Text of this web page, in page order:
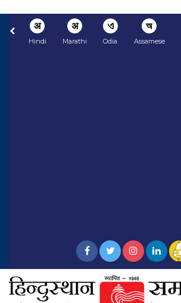
अ
Hindi
अ
Marathi
ଏ
Odia
অ
Assamese